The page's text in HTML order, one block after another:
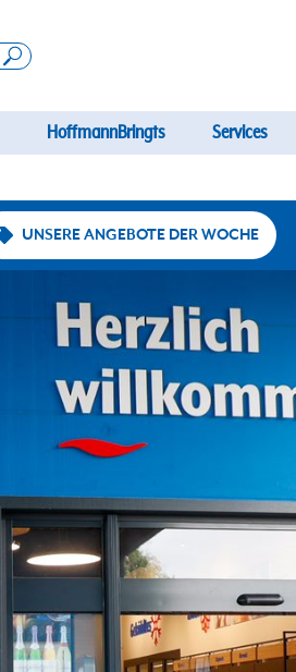
HoffmannBringts Services
UNSERE ANGEBOTE DER WOCHE